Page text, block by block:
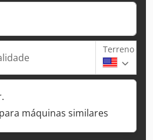
Terreno
máquinas similares